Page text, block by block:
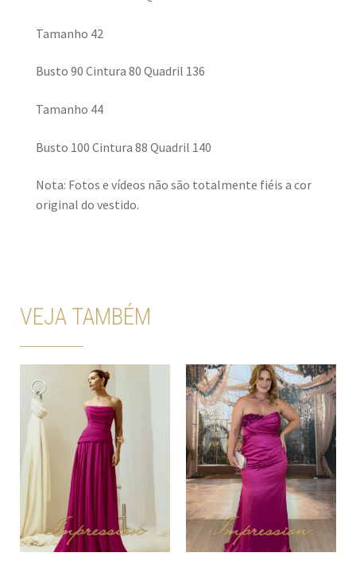
Tamanho 42
Busto 90 Cintura 80 Quadril 136
Tamanho 44
Busto 100 Cintura 88 Quadril 140
Nota: Fotos e vídeos não são totalmente fiéis a cor
original do vestido.
VEJA TAMBÉM